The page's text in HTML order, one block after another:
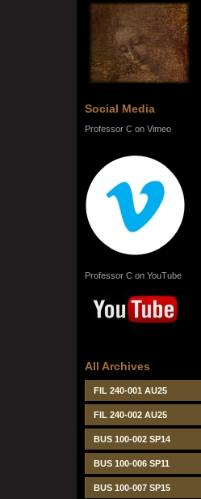
Social Media
Professor C on Vimeo
Professor C on YouTube
All Archives
FIL 240-001 AU25
FIL 240-002 AU25
BUS 100-002 SP14
BUS 100-006 SP11
BUS 100-007 SP15